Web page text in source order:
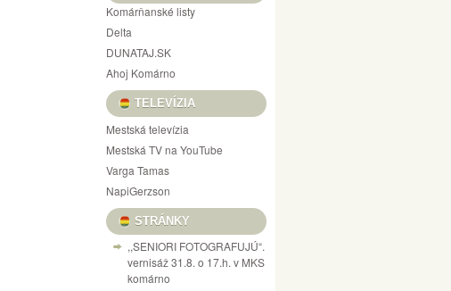
Komárňanské listy
Delta
DUNATAJ.SK
Ahoj Komárno
TELEVÍZIA
Mestská televízia
Mestská TV na YouTube
Varga Tamas
NapiGerzson
STRÁNKY
,,SENIORI FOTOGRAFUJÚ“.
vernisáž 31.8. o 17.h. v MKS
komárno